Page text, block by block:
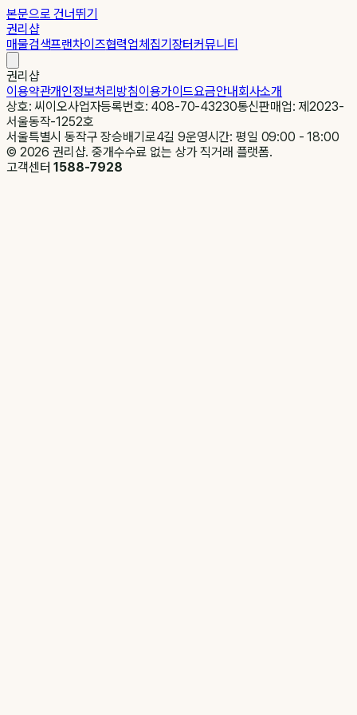
본문으로 건너뛰기
권리샵
매물검색프랜차이즈협력업체집기장터커뮤니티
권리샵
이용약관개인정보처리방침이용가이드요금안내회사소개
상호: 씨이오사업자등록번호: 408-70-43230통신판매업: 제2023-
서울동작-1252호
서울특별시 동작구 장승배기로4길 9운영시간: 평일 09:00 - 18:00
© 2026 권리샵. 중개수수료 없는 상가 직거래 플랫폼.
고객센터1588-7928